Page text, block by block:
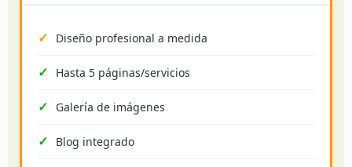
Diseño profesional a medida
Hasta 5 páginas/servicios
Galería de imágenes
Blog integrado